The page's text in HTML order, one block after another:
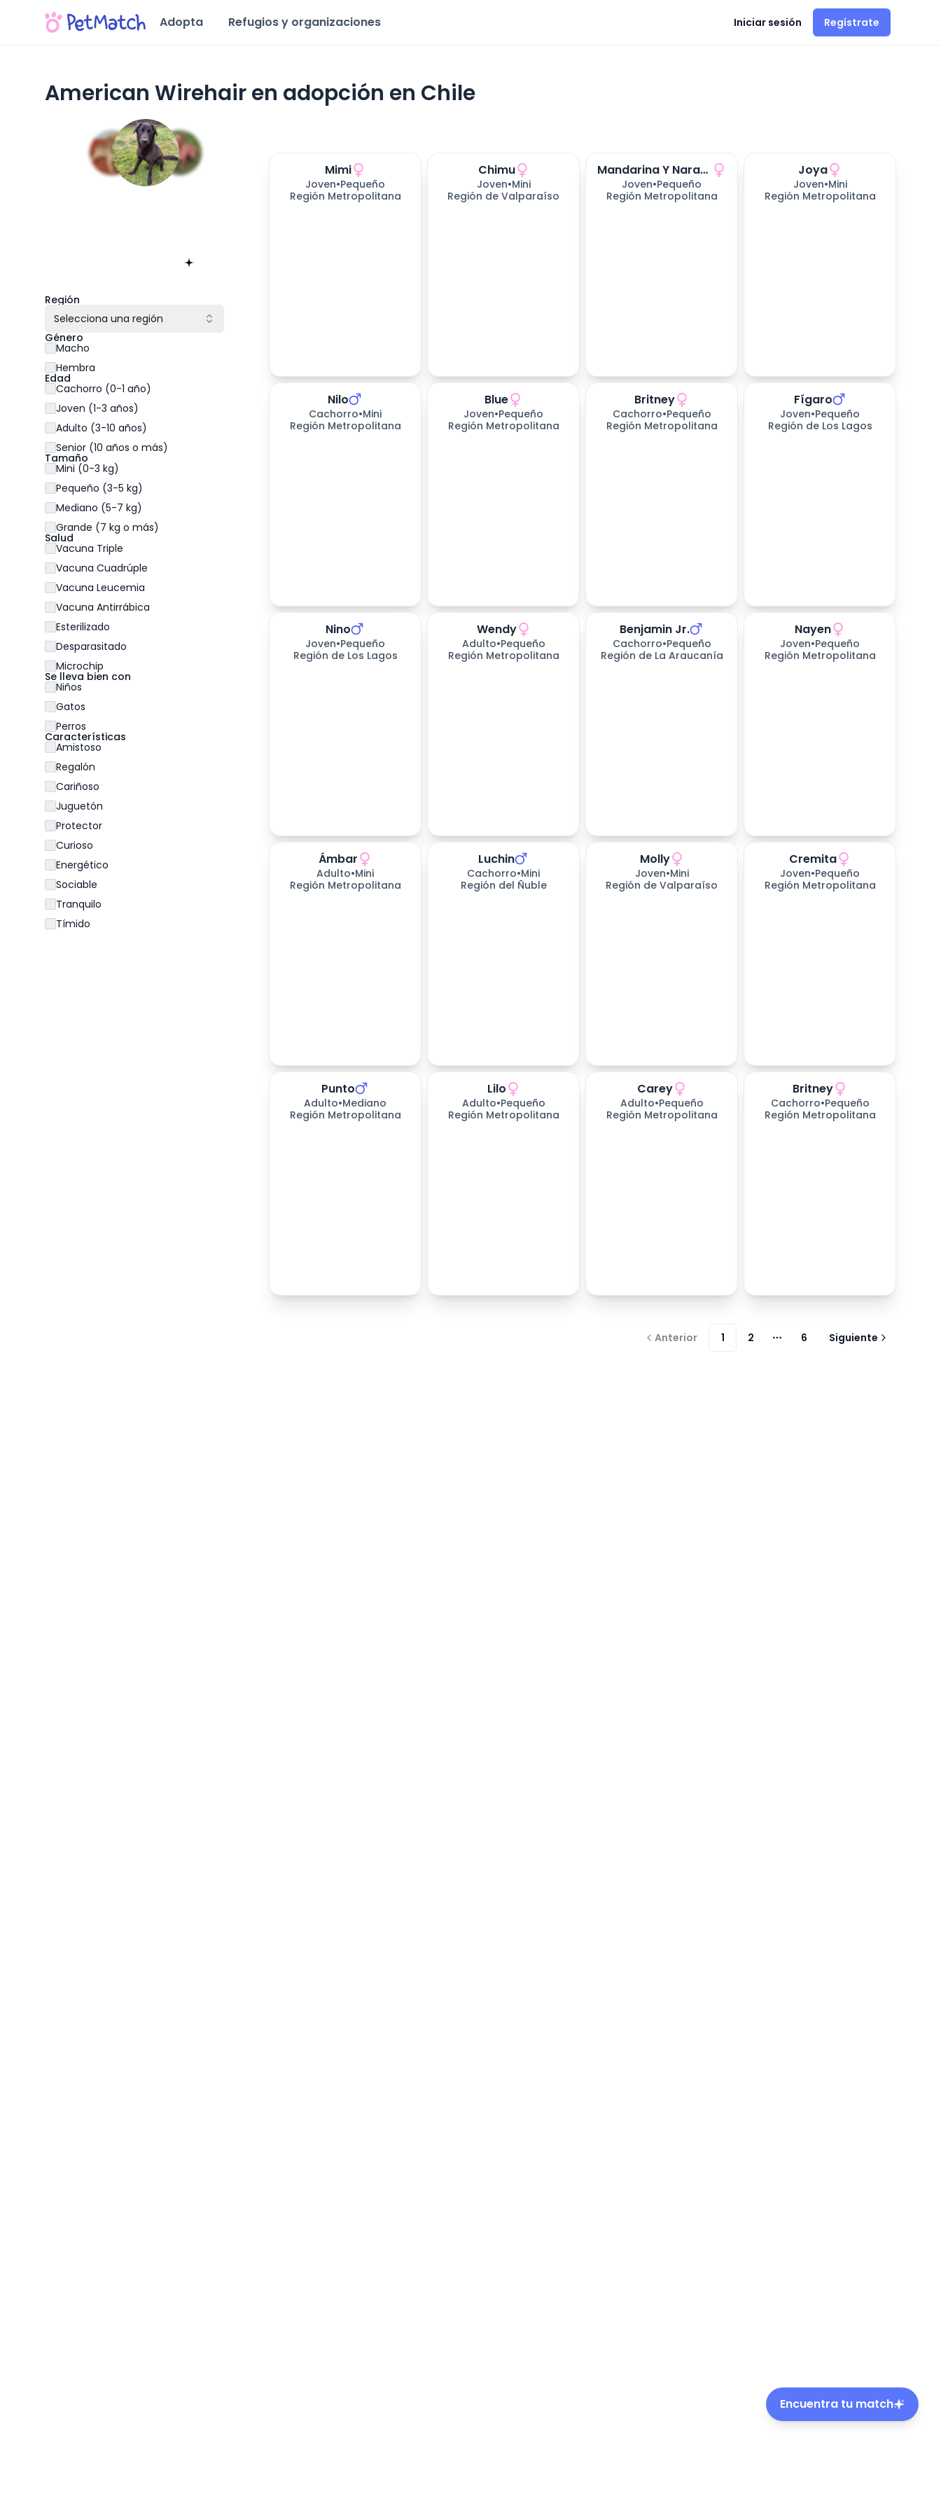
Adopta Refugios y organizaciones Iniciar sesión Regístrate
American Wirehair en adopción en Chile
Región
Selecciona una región
Género
Macho
Hembra
Edad
Cachorro (0-1 año)
Joven (1-3 años)
Adulto (3-10 años)
Senior (10 años o más)
Tamaño
Mini (0-3 kg)
Pequeño (3-5 kg)
Mediano (5-7 kg)
Grande (7 kg o más)
Salud
Vacuna Triple
Vacuna Cuadrúple
Vacuna Leucemia
Vacuna Antirrábica
Esterilizado
Desparasitado
Microchip
Se lleva bien con
Niños
Gatos
Perros
Características
Amistoso
Regalón
Cariñoso
Juguetón
Protector
Curioso
Energético
Sociable
Tranquilo
Tímido
Mimi
Joven•Pequeño
Región Metropolitana
Chimu
Joven•Mini
Región de Valparaíso
Mandarina Y Naranjo
Joven•Pequeño
Región Metropolitana
Joya
Joven•Mini
Región Metropolitana
Nilo
Cachorro•Mini
Región Metropolitana
Blue
Joven•Pequeño
Región Metropolitana
Britney
Cachorro•Pequeño
Región Metropolitana
Fígaro
Joven•Pequeño
Región de Los Lagos
Nino
Joven•Pequeño
Región de Los Lagos
Wendy
Adulto•Pequeño
Región Metropolitana
Benjamin Jr.
Cachorro•Pequeño
Región de La Araucanía
Nayen
Joven•Pequeño
Región Metropolitana
Ámbar
Adulto•Mini
Región Metropolitana
días esperando
Luchin
Cachorro•Mini
Región del Ñuble
Molly
Joven•Mini
Región de Valparaíso
Cremita
Joven•Pequeño
Región Metropolitana
días esperando
Punto
Adulto•Mediano
Región Metropolitana
Lilo
Adulto•Pequeño
Región Metropolitana
Carey
Adulto•Pequeño
Región Metropolitana
Britney
Cachorro•Pequeño
Región Metropolitana
Anterior 1 2 Más páginas
6 Siguiente
Encuentra tu match